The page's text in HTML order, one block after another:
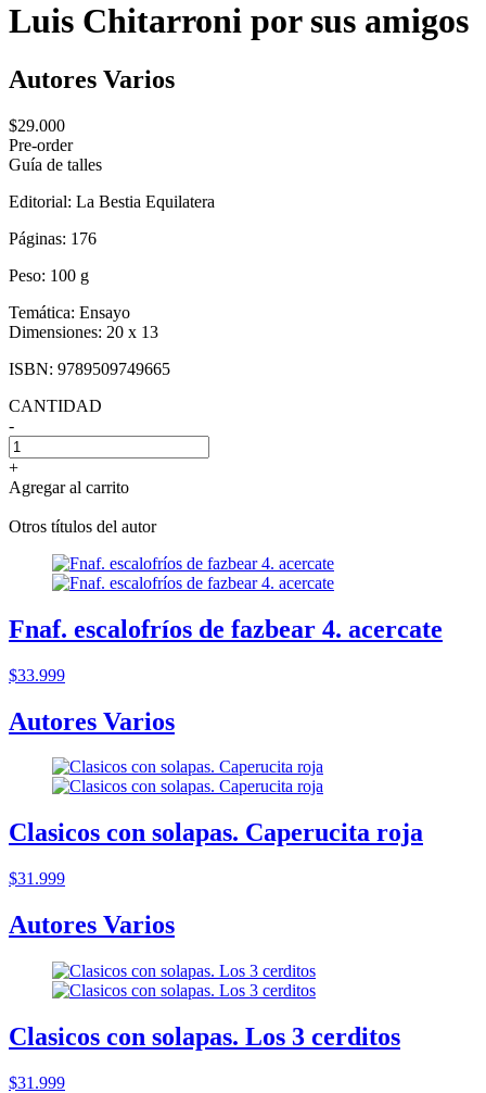
Luis Chitarroni por sus amigos
Autores Varios
$29.000
Pre-order
Guía de talles
Editorial: La Bestia Equilatera
Páginas: 176
Peso: 100 g
Temática: Ensayo
Dimensiones: 20 x 13
ISBN: 9789509749665
CANTIDAD
-
+
Agregar al carrito
Otros títulos del autor
Fnaf. escalofríos de fazbear 4. acercate
$33.999
Autores Varios
Clasicos con solapas. Caperucita roja
$31.999
Autores Varios
Clasicos con solapas. Los 3 cerditos
$31.999